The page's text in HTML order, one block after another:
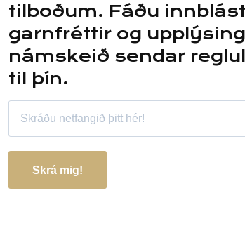
tilboðum. Fáðu
garnfréttir og
námskeið sendar
til þín.
Skrá mig!